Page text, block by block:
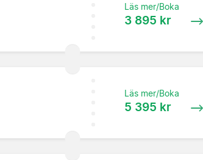
Läs mer/Boka
3 895 kr
Läs mer/Boka
5 395 kr